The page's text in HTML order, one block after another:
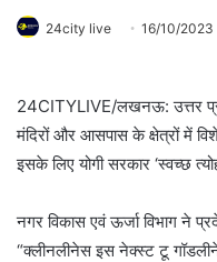
24city live 16/10/2023
24CITYLIVE/लखनऊ: उत्तर
मंदिरों और आसपास के क्षेत्रों में
इसके लिए योगी सरकार ‘स्वच्छ
नगर विकास एवं ऊर्जा विभाग ने
“क्लीनलीनेस इस नेक्स्ट टू